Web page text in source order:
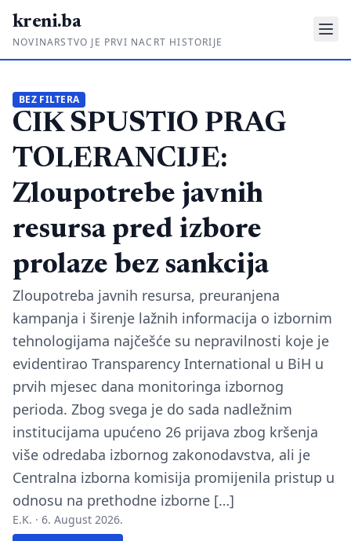
kreni.ba
NOVINARSTVO JE PRVI NACRT HISTORIJE
Priče sa ruba
Ponos i glas
Daljinski u ruke
Romski put
O nama
Impressum
Kontakt
BEZ FILTERA
CIK SPUSTIO PRAG
TOLERANCIJE:
Zloupotrebe javnih
resursa pred izbore
prolaze bez sankcija
Zloupotreba javnih resursa, preuranjena
kampanja i širenje lažnih informacija o izbornim
tehnologijama najčešće su nepravilnosti koje je
evidentirao Transparency International u BiH u
prvih mjesec dana monitoringa izbornog
perioda. Zbog svega je do sada nadležnim
institucijama upućeno 26 prijava zbog kršenja
više odredaba izbornog zakonodavstva, ali je
Centralna izborna komisija promijenila pristup u
odnosu na prethodne izborne […]
E.K. · 6. August 2026.